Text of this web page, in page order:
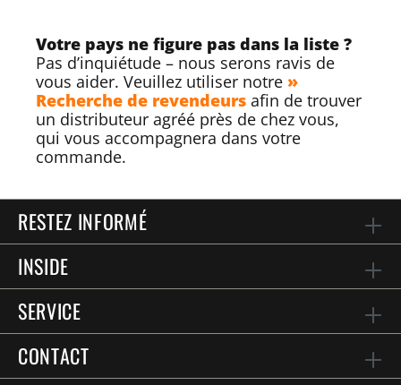
Votre pays ne figure pas dans la liste ?
Pas d’inquiétude – nous serons ravis de
vous aider. Veuillez utiliser notre »
Recherche de revendeurs afin de trouver
un distributeur agréé près de chez vous,
qui vous accompagnera dans votre
commande.
RESTEZ INFORMÉ
INSIDE
SERVICE
CONTACT